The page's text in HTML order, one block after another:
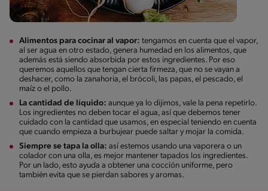
Alimentos para cocinar al vapor: tengamos en cuenta que el vapor,
al ser agua en otro estado, genera humedad en los alimentos, que
además está siendo absorbida por estos ingredientes. Por eso
queremos aquellos que tengan cierta firmeza, que no se vayan a
deshacer, como la zanahoria, el brócoli, las papas, el pescado, el
maíz o el pollo.
La cantidad de líquido: aunque ya lo dijimos, vale la pena repetirlo.
Los ingredientes no deben tocar el agua, así que debemos tener
cuidado con la cantidad que usamos, en especial teniendo en cuenta
que cuando empieza a burbujear puede saltar y mojar la comida.
Siempre se tapa la olla: así estemos usando una vaporera o un
colador con una olla, es mejor mantener tapados los ingredientes.
Por un lado, esto ayuda a obtener una cocción uniforme, pero
también evita que se pierdan sabores y aromas.